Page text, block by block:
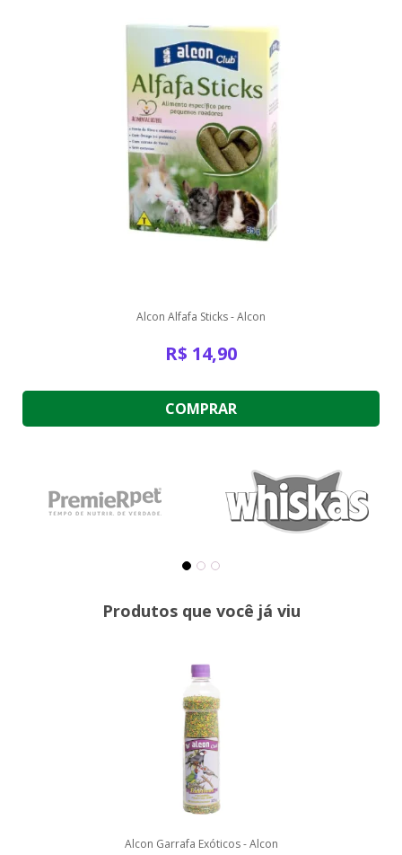
Alcon Alfafa Sticks - Alcon
R$ 14,90
COMPRAR
Produtos que você já viu
Alcon Garrafa Exóticos - Alcon